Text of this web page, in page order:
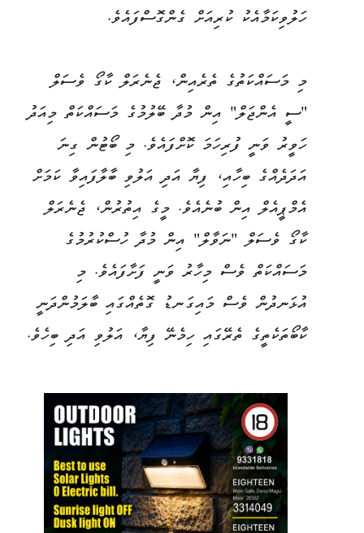
ހަލުވިކަމާއެކު ކުރިއަށް ގެންގޮސްފައެވެ.
މި މަސައްކަތުގެ ތެރެއިން، ޖެނެރަލް ކާގޯ ވެސަލް
"ސީ އެންޖަލް" އިން މުދާ ބޭލުމުގެ މަސައްކަތް މިއަދު
ހަވީރު ވަނީ ފުރިހަމަ ކޮށްފައެވެ. މި ބޯޓުން ގިނަ
އަދަދެއްގެ ބިހާއި، ފިޔާ އަދި އަލުވި ބާލާފައިވާ ކަމަށް
އެމްޕީއެލް އިން ބުނެއެވެ. މީގެ އިތުރުން، ޖެނެރަލް
ކާގޯ ވެސަލް "ނަވާލް" އިން މުދާ ހުސްކުރުމުގެ
މަސައްކަތް ވެސް މިހާރު ވަނީ ފަށާފައެވެ. މި
އުޅަނދުން ވެސް މައިގަނޑު ގޮތެއްގައި ބާލަމުންދަނީ
ކާބޯތަކެތީގެ ތެރޭގައި ހިމެނޭ ފިޔާ، އަލުވި އަދި ބިހެވެ.